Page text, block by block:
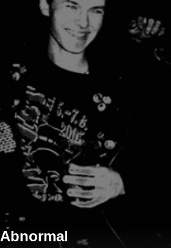
Abnormal